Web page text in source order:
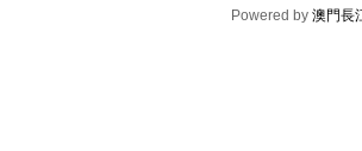
Powered by 澳門長